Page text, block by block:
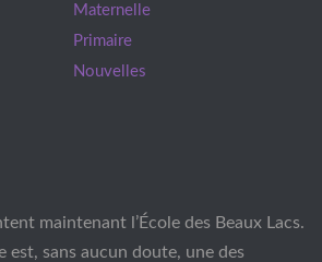
Maternelle
Primaire
Nouvelles
maintenant l’École des Beaux Lacs.
est, sans aucun doute, une des